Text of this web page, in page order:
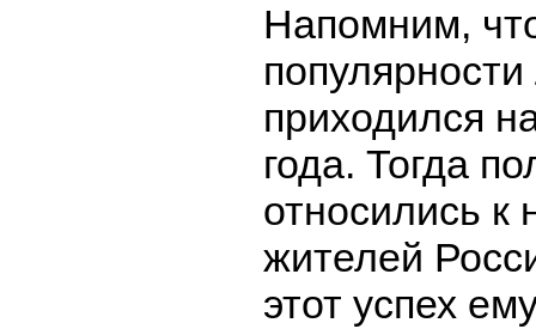
Напомним,
приходился
года. Тогда
относились к
жителей
этот успех